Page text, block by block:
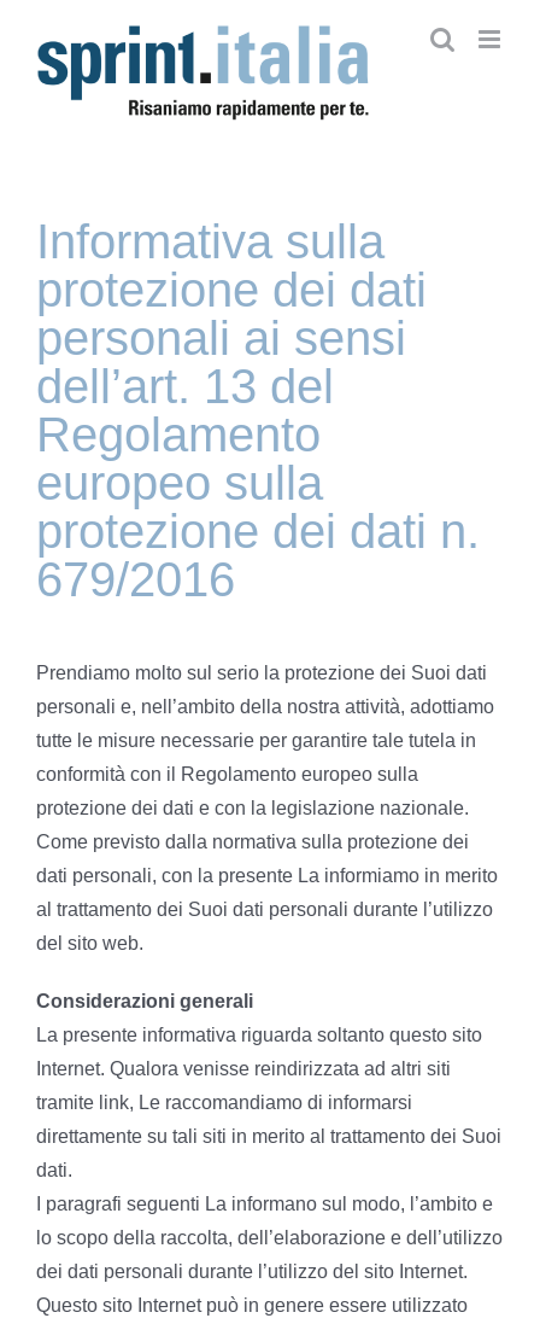
contenuto
Informativa sulla
protezione dei dati
personali ai sensi
dell’art. 13 del
Regolamento
europeo sulla
protezione dei dati n.
679/2016
Prendiamo molto sul serio la protezione dei Suoi dati
personali e, nell’ambito della nostra attività, adottiamo
tutte le misure necessarie per garantire tale tutela in
conformità con il Regolamento europeo sulla
protezione dei dati e con la legislazione nazionale.
Come previsto dalla normativa sulla protezione dei
dati personali, con la presente La informiamo in merito
al trattamento dei Suoi dati personali durante l’utilizzo
del sito web.
Considerazioni generali
La presente informativa riguarda soltanto questo sito
Internet. Qualora venisse reindirizzata ad altri siti
tramite link, Le raccomandiamo di informarsi
direttamente su tali siti in merito al trattamento dei Suoi
dati.
I paragrafi seguenti La informano sul modo, l’ambito e
lo scopo della raccolta, dell’elaborazione e dell’utilizzo
dei dati personali durante l’utilizzo del sito Internet.
Questo sito Internet può in genere essere utilizzato